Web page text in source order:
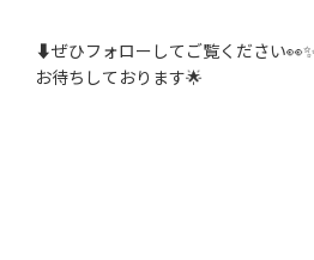
⬇️ぜひフォローしてご覧ください
お待ちしております🌟